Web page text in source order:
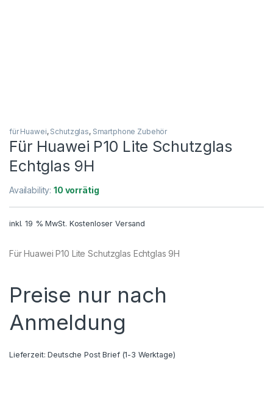
für Huawei, Schutzglas, Smartphone Zubehör
Für Huawei P10 Lite Schutzglas
Echtglas 9H
Availability:10 vorrätig
inkl. 19 % MwSt. Kostenloser Versand
Für Huawei P10 Lite Schutzglas Echtglas 9H
Preise nur nach
Anmeldung
Lieferzeit:Deutsche Post Brief (1-3 Werktage)